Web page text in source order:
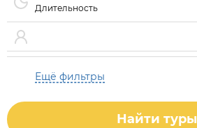
Длительность
Ещё фильтры
Найти туры